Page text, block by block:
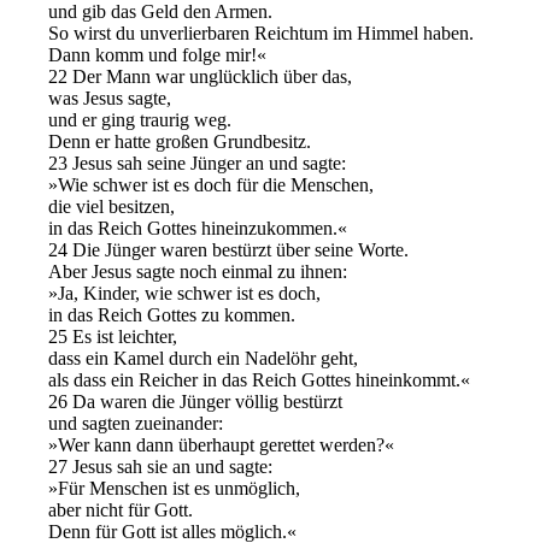
und gib das Geld den Armen.
So wirst du unverlierbaren Reichtum im Himmel haben.
Dann komm und folge mir!«
22 Der Mann war unglücklich über das,
was Jesus sagte,
und er ging traurig weg.
Denn er hatte großen Grundbesitz.
23 Jesus sah seine Jünger an und sagte:
»Wie schwer ist es doch für die Menschen,
die viel besitzen,
in das Reich Gottes hineinzukommen.«
24 Die Jünger waren bestürzt über seine Worte.
Aber Jesus sagte noch einmal zu ihnen:
»Ja, Kinder, wie schwer ist es doch,
in das Reich Gottes zu kommen.
25 Es ist leichter,
dass ein Kamel durch ein Nadelöhr geht,
als dass ein Reicher in das Reich Gottes hineinkommt.«
26 Da waren die Jünger völlig bestürzt
und sagten zueinander:
»Wer kann dann überhaupt gerettet werden?«
27 Jesus sah sie an und sagte:
»Für Menschen ist es unmöglich,
aber nicht für Gott.
Denn für Gott ist alles möglich.«